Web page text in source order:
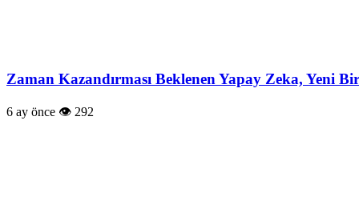
Zaman Kazandırması Beklenen Yapay Zeka, Yeni
6 ay önce 292